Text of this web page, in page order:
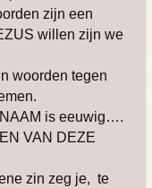
zijn een
willen zijn we
woorden tegen
is eeuwig….
VAN DEZE
zin zeg je, te